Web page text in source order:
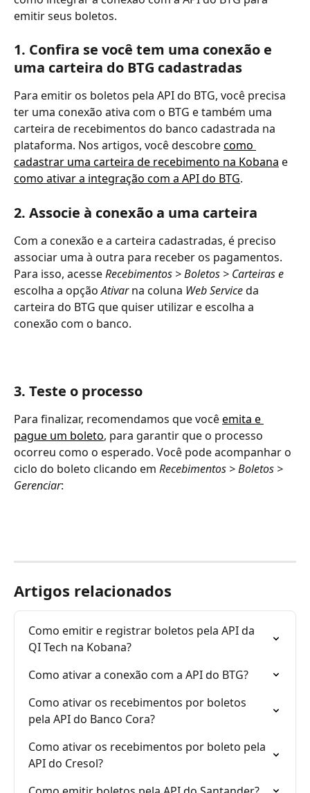
emitir seus boletos.
1. Confira se você tem uma conexão e
uma carteira do BTG cadastradas
Para emitir os boletos pela API do BTG, você precisa
ter uma conexão ativa com o BTG e também uma
carteira de recebimentos do banco cadastrada na
plataforma. Nos artigos, você descobre como
cadastrar uma carteira de recebimento na Kobana e
como ativar a integração com a API do BTG.
2. Associe à conexão a uma carteira
Com a conexão e a carteira cadastradas, é preciso
associar uma à outra para receber os pagamentos.
Para isso, acesse Recebimentos > Boletos > Carteiras e
escolha a opção Ativar na coluna Web Service da
carteira do BTG que quiser utilizar e escolha a
conexão com o banco.
3. Teste o processo
Para finalizar, recomendamos que você emita e
pague um boleto, para garantir que o processo
ocorreu como o esperado. Você pode acompanhar o
ciclo do boleto clicando em Recebimentos > Boletos >
Gerenciar:
Artigos relacionados
Como emitir e registrar boletos pela API da
QI Tech na Kobana?
Como ativar a conexão com a API do BTG?
Como ativar os recebimentos por boletos
pela API do Banco Cora?
Como ativar os recebimentos por boleto pela
API do Cresol?